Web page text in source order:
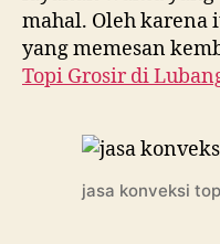
mahal. Oleh karena
yang memesan
Topi Grosir di
jasa konveksi